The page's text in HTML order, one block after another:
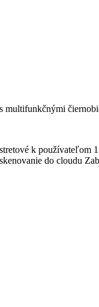
multifunkčnými
k
do cloudu